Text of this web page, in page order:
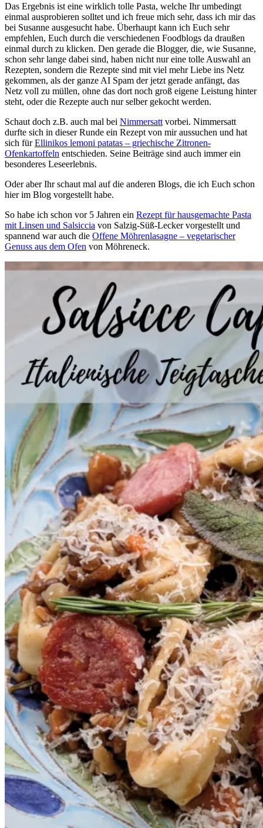
Das Ergebnis ist eine wirklich tolle Pasta, welche Ihr umbedingt
einmal ausprobieren solltet und ich freue mich sehr, dass ich mir das
bei Susanne ausgesucht habe. Überhaupt kann ich Euch sehr
empfehlen, Euch durch die verschiedenen Foodblogs da draußen
einmal durch zu klicken. Den gerade die Blogger, die, wie Susanne,
schon sehr lange dabei sind, haben nicht nur eine tolle Auswahl an
Rezepten, sondern die Rezepte sind mit viel mehr Liebe ins Netz
gekommen, als der ganze AI Spam der jetzt gerade anfängt, das
Netz voll zu müllen, ohne das dort noch groß eigene Leistung hinter
steht, oder die Rezepte auch nur selber gekocht werden.
Schaut doch z.B. auch mal bei Nimmersatt vorbei. Nimmersatt
durfte sich in dieser Runde ein Rezept von mir aussuchen und hat
sich fürEllinikos lemoni patatas – griechische Zitronen-
Ofenkartoffeln entschieden. Seine Beiträge sind auch immer ein
besonderes Leseerlebnis.
Oder aber Ihr schaut mal auf die anderen Blogs, die ich Euch schon
hier im Blog vorgestellt habe.
So habe ich schon vor 5 Jahren ein Rezept für hausgemachte Pasta
mit Linsen und Salsiccia von Salzig-Süß-Lecker vorgestellt und
spannend war auch die Offene Möhrenlasagne – vegetarischer
Genuss aus dem Ofen von Möhreneck.